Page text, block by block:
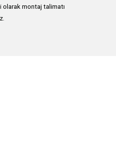
olarak montaj talimatı